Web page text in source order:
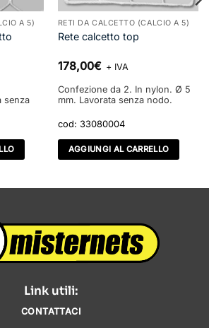
A 5)
senza
RETI DA CALCETTO (CALCIO A 5)
Rete calcetto top
178,00€ + IVA
Confezione da 2. In nylon. Ø 5
mm. Lavorata senza nodo.
cod: 33080004
AGGIUNGI AL CARRELLO
Link utili:
CONTATTACI